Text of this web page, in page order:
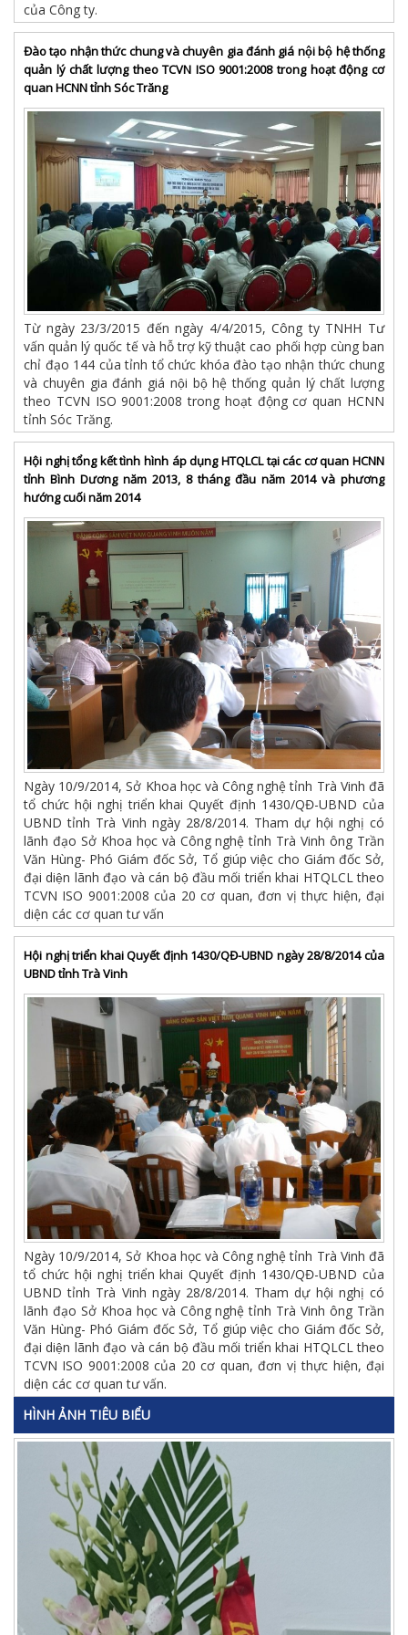
của Công ty.
Đào tạo nhận thức chung và chuyên gia đánh giá nội bộ hệ thống
quản lý chất lượng theo TCVN ISO 9001:2008 trong hoạt động cơ
quan HCNN tỉnh Sóc Trăng
Từ ngày 23/3/2015 đến ngày 4/4/2015, Công ty TNHH Tư
vấn quản lý quốc tế và hỗ trợ kỹ thuật cao phối hợp cùng ban
chỉ đạo 144 của tỉnh tổ chức khóa đào tạo nhận thức chung
và chuyên gia đánh giá nội bộ hệ thống quản lý chất lượng
theo TCVN ISO 9001:2008 trong hoạt động cơ quan HCNN
tỉnh Sóc Trăng.
Hội nghị tổng kết tình hình áp dụng HTQLCL tại các cơ quan HCNN
tỉnh Bình Dương năm 2013, 8 tháng đầu năm 2014 và phương
hướng cuối năm 2014
Ngày 10/9/2014, Sở Khoa học và Công nghệ tỉnh Trà Vinh đã
tổ chức hội nghị triển khai Quyết định 1430/QĐ-UBND của
UBND tỉnh Trà Vinh ngày 28/8/2014. Tham dự hội nghị có
lãnh đạo Sở Khoa học và Công nghệ tỉnh Trà Vinh ông Trần
Văn Hùng- Phó Giám đốc Sở, Tổ giúp việc cho Giám đốc Sở,
đại diện lãnh đạo và cán bộ đầu mối triển khai HTQLCL theo
TCVN ISO 9001:2008 của 20 cơ quan, đơn vị thực hiện, đại
diện các cơ quan tư vấn
Hội nghị triển khai Quyết định 1430/QĐ-UBND ngày 28/8/2014 của
UBND tỉnh Trà Vinh
Ngày 10/9/2014, Sở Khoa học và Công nghệ tỉnh Trà Vinh đã
tổ chức hội nghị triển khai Quyết định 1430/QĐ-UBND của
UBND tỉnh Trà Vinh ngày 28/8/2014. Tham dự hội nghị có
lãnh đạo Sở Khoa học và Công nghệ tỉnh Trà Vinh ông Trần
Văn Hùng- Phó Giám đốc Sở, Tổ giúp việc cho Giám đốc Sở,
đại diện lãnh đạo và cán bộ đầu mối triển khai HTQLCL theo
TCVN ISO 9001:2008 của 20 cơ quan, đơn vị thực hiện, đại
diện các cơ quan tư vấn.
HÌNH ẢNH TIÊU BIỂU